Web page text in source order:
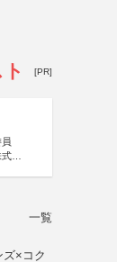
[PR]
会
一覧
ズ×コク